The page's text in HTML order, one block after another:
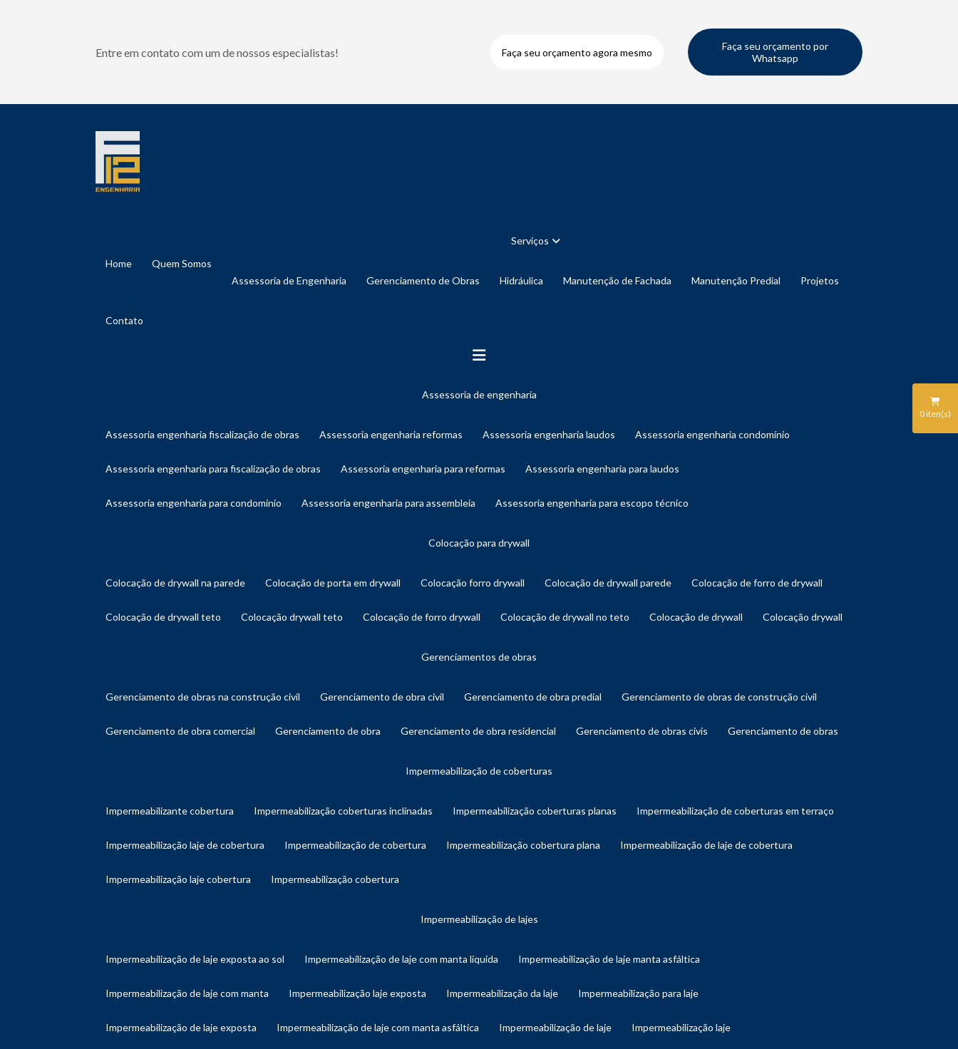
Entre em contato com um de nossos especialistas! Faça seu orçamento agora mesmo
Faça seu orçamento por
Whatsapp
Home Quem Somos
Serviços
Assessoria de Engenharia Gerenciamento de Obras Hidráulica Manutenção de Fachada Manutenção Predial Projetos
Contato
assessoria de engenharia
assessoria engenharia fiscalização de obras assessoria engenharia reformas assessoria engenharia laudos assessoria engenharia condomínio
assessoria engenharia para fiscalização de obras assessoria engenharia para reformas assessoria engenharia para laudos
assessoria engenharia para condomínio assessoria engenharia para assembleia assessoria engenharia para escopo técnico
colocação para drywall
colocação de drywall na parede colocação de porta em drywall colocação forro drywall colocação de drywall parede colocação de forro de drywall
colocação de drywall teto colocação drywall teto colocação de forro drywall colocação de drywall no teto colocação de drywall colocação drywall
gerenciamentos de obras
gerenciamento de obras na construção civil gerenciamento de obra civil gerenciamento de obra predial gerenciamento de obras de construção civil
gerenciamento de obra comercial gerenciamento de obra gerenciamento de obra residencial gerenciamento de obras civis gerenciamento de obras
impermeabilização de coberturas
impermeabilizante cobertura impermeabilização coberturas inclinadas impermeabilização coberturas planas impermeabilização de coberturas em terraço
impermeabilização laje de cobertura impermeabilização de cobertura impermeabilização cobertura plana impermeabilização de laje de cobertura
impermeabilização laje cobertura impermeabilização cobertura
impermeabilização de lajes
impermeabilização de laje exposta ao sol impermeabilização de laje com manta líquida impermeabilização de laje manta asfáltica
impermeabilização de laje com manta impermeabilização laje exposta impermeabilização da laje impermeabilização para laje
impermeabilização de laje exposta impermeabilização de laje com manta asfáltica impermeabilização de laje impermeabilização laje
0iten(s)